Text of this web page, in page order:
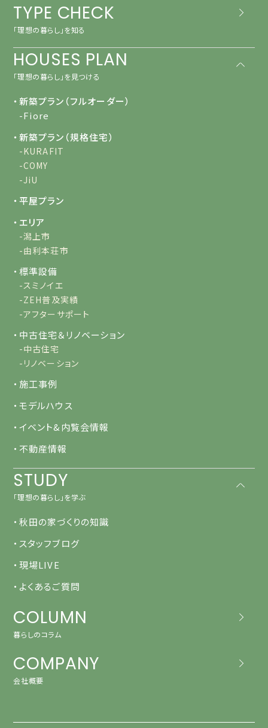
TYPE CHECK
「理想の暮らし」を知る
HOUSES PLAN
「理想の暮らし」を見つける
・新築プラン（フルオーダー）
-Fiore
・新築プラン（規格住宅）
-KURAFIT
-COMY
-JiU
・平屋プラン
・エリア
-潟上市
-由利本荘市
・標準設備
-スミノイエ
-ZEH普及実績
-アフターサポート
・中古住宅＆リノベーション
-中古住宅
-リノベーション
・施工事例
・モデルハウス
・イベント&内覧会情報
・不動産情報
STUDY
「理想の暮らし」を学ぶ
・秋田の家づくりの知識
・スタッフブログ
・現場LIVE
・よくあるご質問
COLUMN
暮らしのコラム
COMPANY
会社概要